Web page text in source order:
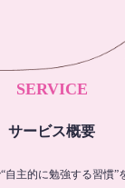
SERVICE
サービス概要
自主的に勉強する習慣”